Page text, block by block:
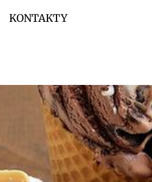
KONTAKTY